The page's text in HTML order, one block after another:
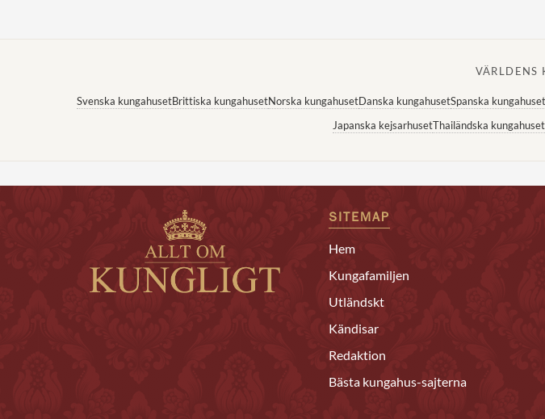
VÄRLDENS
Svenska kungahusetBrittiska kungahusetNorska kungahusetDanska kungahusetSpanska kungahuset
Japanska kejsarhusetThailändska kungahuset
SITEMAP
Hem
Kungafamiljen
Utländskt
Kändisar
Redaktion
Bästa kungahus-sajterna